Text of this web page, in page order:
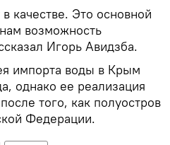
качестве. Это основной
возможность
Игорь Авидзба.
импорта воды в Крым
однако ее реализация
того, как полуостров
Федерации.